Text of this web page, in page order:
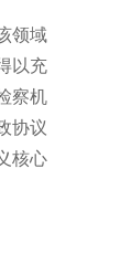
领域
以充
察机
协议
核心